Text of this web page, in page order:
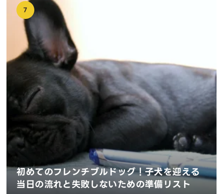
7
初めてのフレンチブルドッグ！子犬を迎える
当日の流れと失敗しないための準備リスト